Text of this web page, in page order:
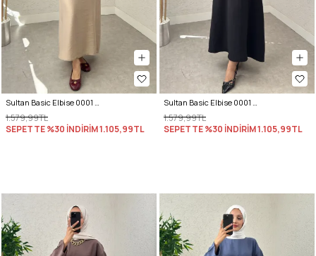
Sultan Basic Elbise 0001 - TAŞ RENGİ
1.579,99TL
SEPETTE %30 İNDİRİM1.105,99TL
Sultan Basic Elbise 0001 - SİYAH
1.579,99TL
SEPETTE %30 İNDİRİM1.105,99TL